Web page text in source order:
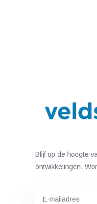
Blijf op de hoogte
ontwikkelingen.